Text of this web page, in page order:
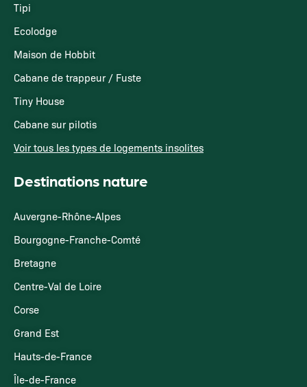
Tipi
Ecolodge
Maison de Hobbit
Cabane de trappeur / Fuste
Tiny House
Cabane sur pilotis
Voir tous les types de logements insolites
Destinations nature
Auvergne-Rhône-Alpes
Bourgogne-Franche-Comté
Bretagne
Centre-Val de Loire
Corse
Grand Est
Hauts-de-France
Île-de-France